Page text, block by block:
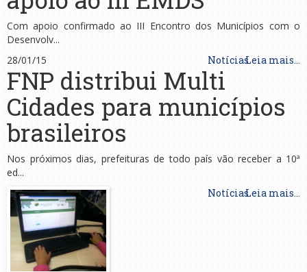
Com apoio confirmado ao III Encontro dos Municípios com o
Desenvolv...
NotíciasLeia mais...
28/01/15
FNP distribui Multi
Cidades para municípios
brasileiros
Nos próximos dias, prefeituras de todo país vão receber a 10ª
ed...
NotíciasLeia mais...